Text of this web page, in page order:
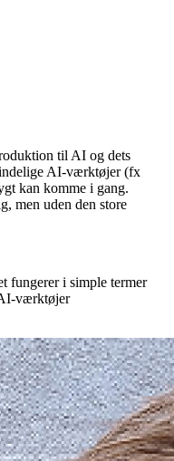
til AI og dets
AI-værktøjer (fx
kan komme i gang.
men uden den store
fungerer i simple termer
værktøjer